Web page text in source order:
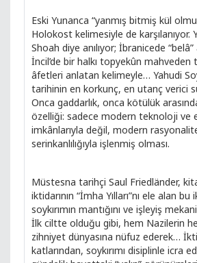
Eski Yunanca “yanmış bitmiş kül
Holokost kelimesiyle de karşılanıyor.
Shoah diye anılıyor; İbranicede
İncil’de bir halkı topyekûn
âfetleri anlatan kelimeyle… Yahudi
tarihinin en korkunç, en utanç verici
Onca gaddarlık, onca kötülük
özelliği: sadece modern teknoloji ve
imkânlarıyla değil, modern
serinkanlılığıyla işlenmiş olması.
Müstesna tarihçi Saul Friedländer,
iktidarının “İmha Yılları”nı ele alan
soykırımın mantığını ve işleyiş
İlk ciltte olduğu gibi, hem Nazilerin
zihniyet dünyasına nüfuz ederek…
katlarından, soykırımı disiplinle icra